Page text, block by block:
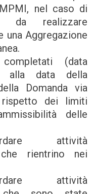
nel caso di
da realizzare
una Aggregazione
(data
alla data della
Domanda via
dei limiti
delle
attività
rientrino nei
attività